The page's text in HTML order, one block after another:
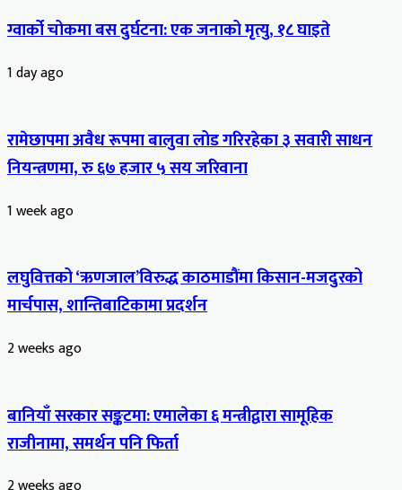
ग्वार्को चोकमा बस दुर्घटना: एक जनाको मृत्यु, १८ घाइते
1 day ago
रामेछापमा अवैध रूपमा बालुवा लोड गरिरहेका ३ सवारी साधन
नियन्त्रणमा, रु ६७ हजार ५ सय जरिवाना
1 week ago
लघुवित्तको ‘ऋणजाल’विरुद्ध काठमाडौंमा किसान-मजदुरको
मार्चपास, शान्तिबाटिकामा प्रदर्शन
2 weeks ago
बानियाँ सरकार सङ्कटमा: एमालेका ६ मन्त्रीद्वारा सामूहिक
राजीनामा, समर्थन पनि फिर्ता